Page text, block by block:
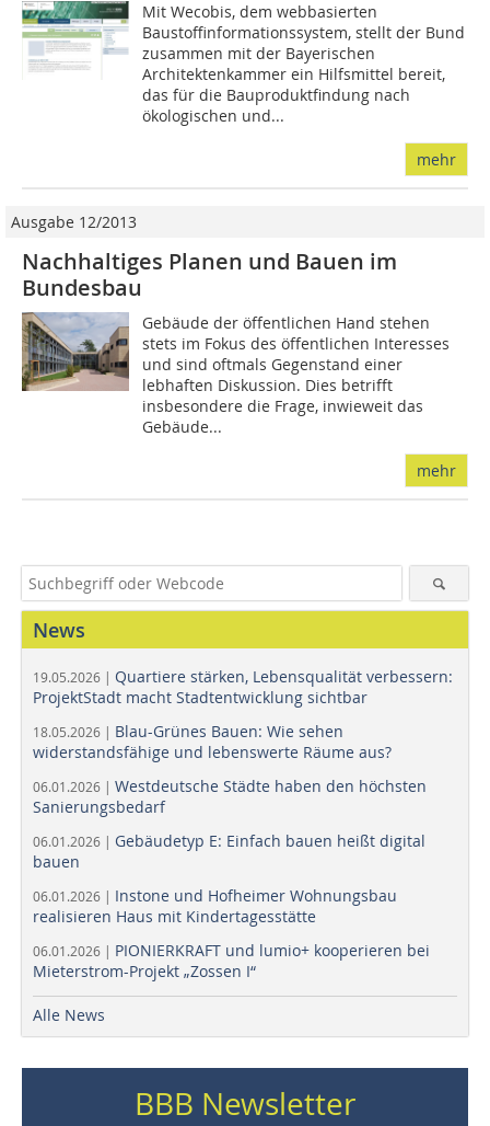
Mit Wecobis, dem webbasierten
Baustoffinformationssystem, stellt der Bund
zusammen mit der Bayerischen
Architektenkammer ein Hilfsmittel bereit,
das für die Bauproduktfindung nach
ökologischen und...
mehr
Ausgabe 12/2013
Nachhaltiges Planen und Bauen im
Bundesbau
Gebäude der öffentlichen Hand stehen
stets im Fokus des öffentlichen Interesses
und sind oftmals Gegenstand einer
lebhaften Diskussion. Dies betrifft
insbesondere die Frage, inwieweit das
Gebäude...
mehr
News
19.05.2026 | Quartiere stärken, Lebensqualität verbessern:
ProjektStadt macht Stadtentwicklung sichtbar
18.05.2026 | Blau-Grünes Bauen: Wie sehen
widerstandsfähige und lebenswerte Räume aus?
06.01.2026 | Westdeutsche Städte haben den höchsten
Sanierungsbedarf
06.01.2026 | Gebäudetyp E: Einfach bauen heißt digital
bauen
06.01.2026 | Instone und Hofheimer Wohnungsbau
realisieren Haus mit Kindertagesstätte
06.01.2026 | PIONIERKRAFT und lumio+ kooperieren bei
Mieterstrom-Projekt „Zossen I“
Alle News
BBB Newsletter